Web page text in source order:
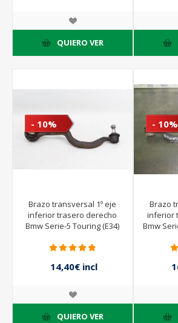
impuestos
QUIERO VER
- 10%
Brazo transversal 1º eje
inferior trasero derecho
Bmw Serie-5 Touring (E34)
14,40€ incl
impuestos
QUIERO VER
- 10%
Brazo
inferior
Bmw